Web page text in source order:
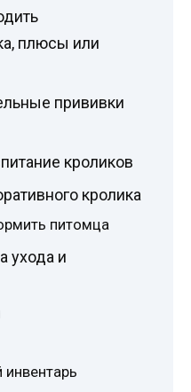
плюсы или
прививки
кроликов
кролика
питомца
ухода и